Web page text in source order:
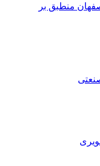
آماری 1395 اصفهان منطبق بر